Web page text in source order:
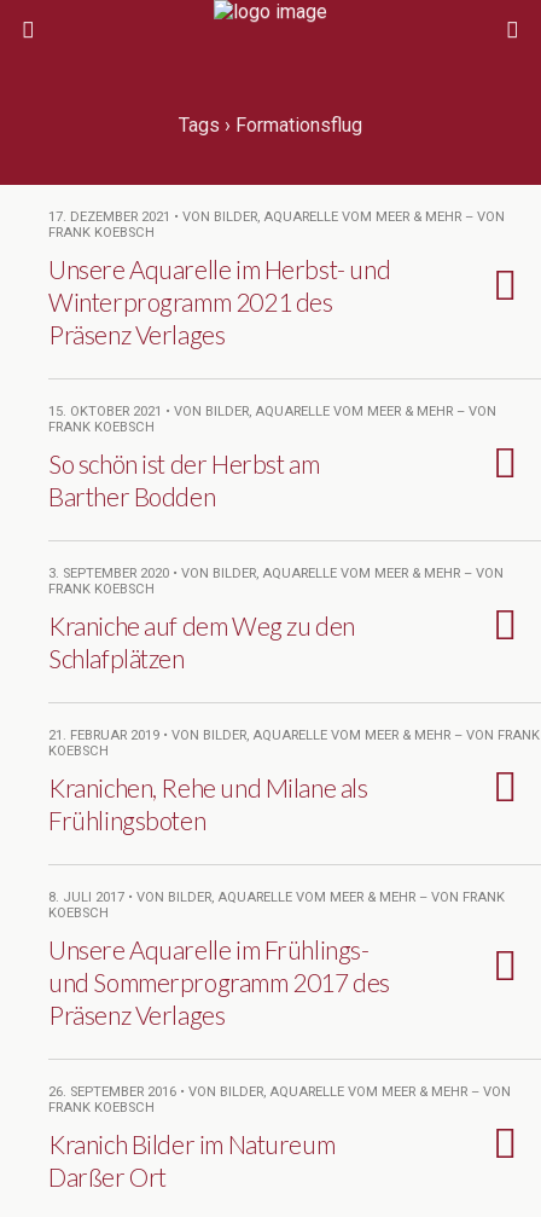
Tags › Formationsflug
17. DEZEMBER 2021 • VON BILDER, AQUARELLE VOM MEER & MEHR – VON
FRANK KOEBSCH
Unsere Aquarelle im Herbst- und
Winterprogramm 2021 des
Präsenz Verlages
15. OKTOBER 2021 • VON BILDER, AQUARELLE VOM MEER & MEHR – VON
FRANK KOEBSCH
So schön ist der Herbst am
Barther Bodden
3. SEPTEMBER 2020 • VON BILDER, AQUARELLE VOM MEER & MEHR – VON
FRANK KOEBSCH
Kraniche auf dem Weg zu den
Schlafplätzen
21. FEBRUAR 2019 • VON BILDER, AQUARELLE VOM MEER & MEHR – VON FRANK
KOEBSCH
Kranichen, Rehe und Milane als
Frühlingsboten
8. JULI 2017 • VON BILDER, AQUARELLE VOM MEER & MEHR – VON FRANK
KOEBSCH
Unsere Aquarelle im Frühlings-
und Sommerprogramm 2017 des
Präsenz Verlages
26. SEPTEMBER 2016 • VON BILDER, AQUARELLE VOM MEER & MEHR – VON
FRANK KOEBSCH
Kranich Bilder im Natureum
Darßer Ort